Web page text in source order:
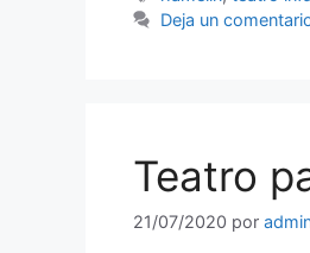
Deja un
Teatro
21/07/2020 por